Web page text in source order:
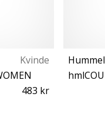
Kvinde
483 kr
Hummel